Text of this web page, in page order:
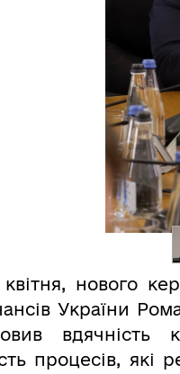
квітня, нового
України
вдячність
процесів, які